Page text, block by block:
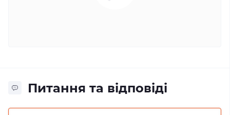
Питання та відповіді